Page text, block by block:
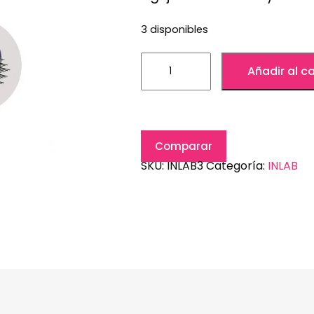
3 disponibles
Añadir al
Comparar
SKU:INLAB3Categoría: INLAB